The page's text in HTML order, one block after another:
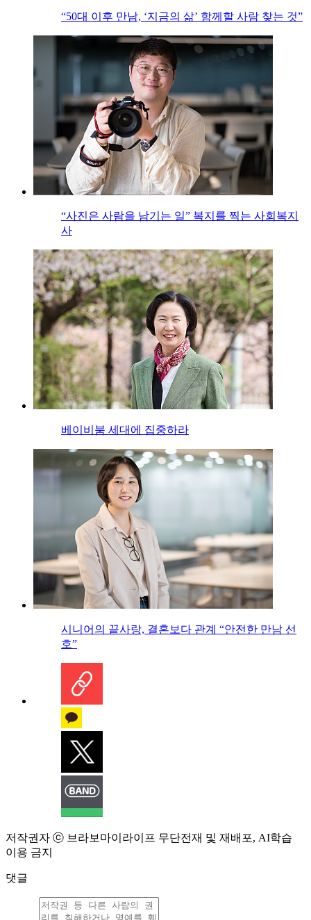
“50대 이후 만남, ‘지금의 삶’ 함께할 사람 찾는 것”
“사진은 사람을 남기는 일” 복지를 찍는 사회복지
사
베이비붐 세대에 집중하라
시니어의 끝사랑, 결혼보다 관계 “안전한 만남 선
호”
저작권자 ⓒ 브라보마이라이프 무단전재 및 재배포, AI학습
이용 금지
댓글